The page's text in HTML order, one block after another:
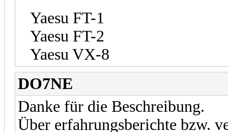
Yaesu FT-1
Yaesu FT-2
Yaesu VX-8
DO7NE
Danke für die Beschreibung.
Über erfahrungsberichte bzw.